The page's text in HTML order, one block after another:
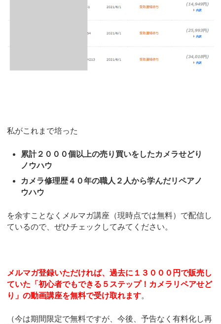
私がこれまで培った
累計２０００個以上の売り買いをしたカメラせどり
ノウハウ
カメラ修理歴４０年の職人２人から学んだリペアノ
ウハウ
を余すことなくメルマガ講座（現時点では無料）で配信し
ているので、ぜひチェックしてみてください。
メルマガ登録いただければ、過去に１３０００円で販売し
ていた「初心者でもできる５ステップ！カメラリペアせど
り」の動画講座を無料で受け取れます。
（今は期間限定で無料ですが、今後、予告なく有料化し再